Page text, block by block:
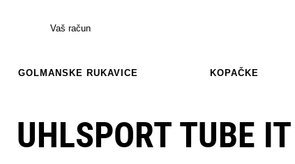
Vaš račun
GOLMANSKE RUKAVICE KOPAČKE
UHLSPORT TUBE